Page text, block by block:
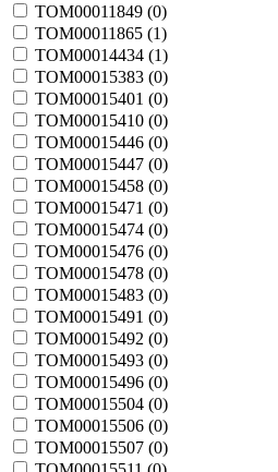
TOM00011849 (0)
TOM00011865 (1)
TOM00014434 (1)
TOM00015383 (0)
TOM00015401 (0)
TOM00015410 (0)
TOM00015446 (0)
TOM00015447 (0)
TOM00015458 (0)
TOM00015471 (0)
TOM00015474 (0)
TOM00015476 (0)
TOM00015478 (0)
TOM00015483 (0)
TOM00015491 (0)
TOM00015492 (0)
TOM00015493 (0)
TOM00015496 (0)
TOM00015504 (0)
TOM00015506 (0)
TOM00015507 (0)